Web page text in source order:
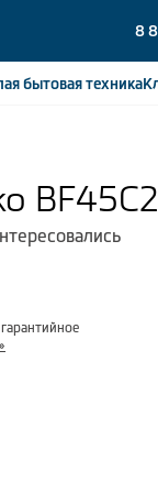
8
бытоваятехника